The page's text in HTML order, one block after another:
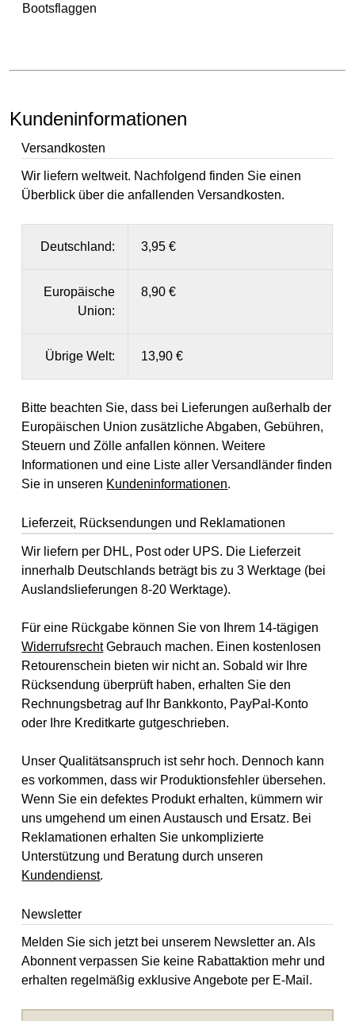
Bootsflaggen
Kundeninformationen
Versandkosten
Wir liefern weltweit. Nachfolgend finden Sie einen
Überblick über die anfallenden Versandkosten.
Deutschland: 3,95 €
Europäische
Union:
8,90 €
Übrige Welt: 13,90 €
Bitte beachten Sie, dass bei Lieferungen außerhalb der
Europäischen Union zusätzliche Abgaben, Gebühren,
Steuern und Zölle anfallen können. Weitere
Informationen und eine Liste aller Versandländer finden
Sie in unseren Kundeninformationen.
Lieferzeit, Rücksendungen und Reklamationen
Wir liefern per DHL, Post oder UPS. Die Lieferzeit
innerhalb Deutschlands beträgt bis zu 3 Werktage (bei
Auslandslieferungen 8-20 Werktage).
Für eine Rückgabe können Sie von Ihrem 14-tägigen
WiderrufsrechtGebrauch machen. Einen kostenlosen
Retourenschein bieten wir nicht an. Sobald wir Ihre
Rücksendung überprüft haben, erhalten Sie den
Rechnungsbetrag auf Ihr Bankkonto, PayPal-Konto
oder Ihre Kreditkarte gutgeschrieben.
Unser Qualitätsanspruch ist sehr hoch. Dennoch kann
es vorkommen, dass wir Produktionsfehler übersehen.
Wenn Sie ein defektes Produkt erhalten, kümmern wir
uns umgehend um einen Austausch und Ersatz. Bei
Reklamationen erhalten Sie unkomplizierte
Unterstützung und Beratung durch unseren
Kundendienst.
Newsletter
Melden Sie sich jetzt bei unserem Newsletter an. Als
Abonnent verpassen Sie keine Rabattaktion mehr und
erhalten regelmäßig exklusive Angebote per E-Mail.